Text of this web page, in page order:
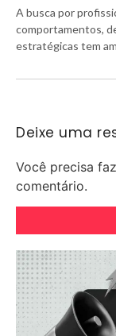
A busca por
comportamentos,
estratégicas tem
Deixe uma
Você precisa
comentário.